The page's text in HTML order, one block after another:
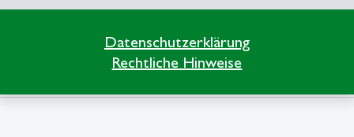
Datenschutzerklärung
Rechtliche Hinweise